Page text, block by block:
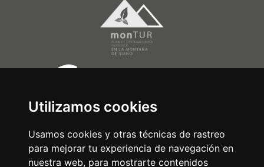
Utilizamos cookies
Usamos cookies y otras técnicas de rastreo
para mejorar tu experiencia de navegación en
nuestra web, para mostrarte contenidos